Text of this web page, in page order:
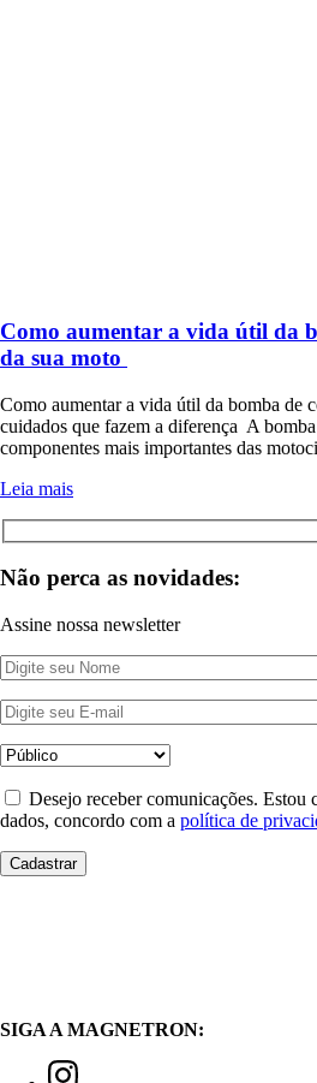
Como aumentar a vida útil da
da sua moto
Como aumentar a vida útil da bomba de
cuidados que fazem a diferença A
componentes mais importantes das
Leia mais
Não perca as novidades:
Assine nossa newsletter
Desejo receber comunicações. Estou
dados, concordo com a política de
SIGA A MAGNETRON: